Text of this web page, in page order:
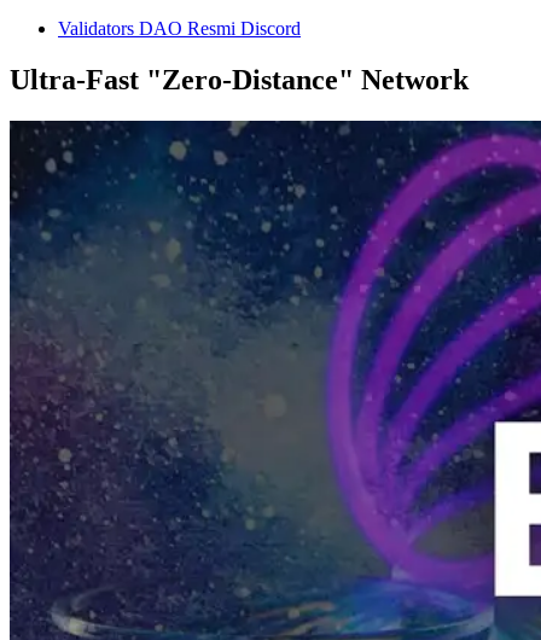
Validators DAO Resmi Discord
Ultra-Fast "Zero-Distance" Network